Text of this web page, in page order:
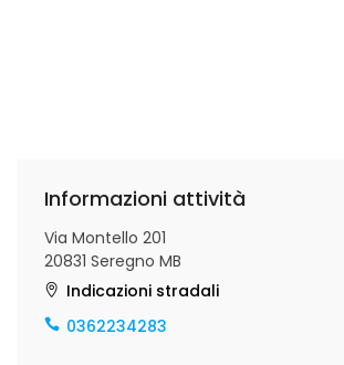
Informazioni attività
Via Montello 201
20831 Seregno MB
Indicazioni stradali
0362234283